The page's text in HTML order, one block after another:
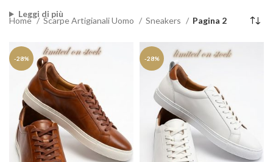
Leggi di più
Home Scarpe Artigianali Uomo Sneakers Pagina 2
-28% -28%